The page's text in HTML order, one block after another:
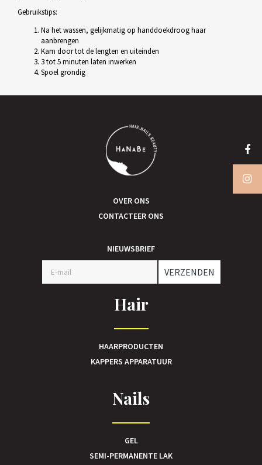
Gebruikstips:
Na het wassen, gelijkmatig op handdoekdroog haar
aanbrengen
Kam door tot de lengten en uiteinden
3 tot 5 minuten laten inwerken
Spoel grondig
OVER ONS
CONTACTEER ONS
NIEUWSBRIEF
VERZENDEN
Hair
HAARPRODUCTEN
KAPPERS APPARATUUR
Nails
GEL
SEMI-PERMANENTE LAK